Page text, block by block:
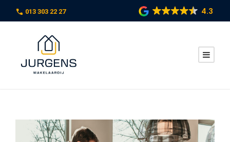
013 303 22 27 4.3